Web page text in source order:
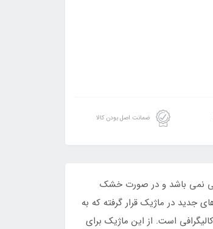
ضمانت اصل بودن کالا
نمی باشد و در صورت خشک
جدید در ماژیک قرار گرفته که به
سر تخت 15 میلی متر مناسب برای نقاشی خط و کالیگرافی است. از این ماژیک برای